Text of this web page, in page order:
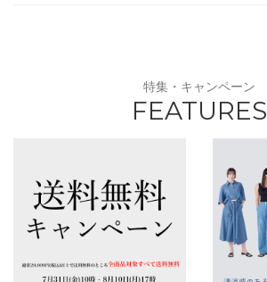
特集・キャンペーン
FEATURES